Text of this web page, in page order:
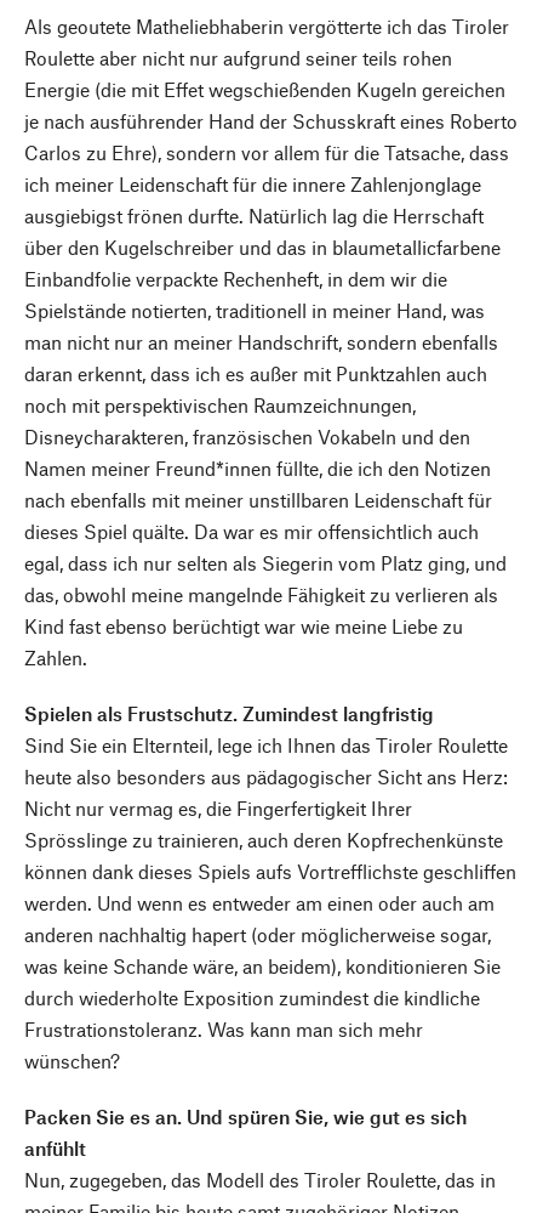
Als geoutete Matheliebhaberin vergötterte ich das Tiroler
Roulette aber nicht nur aufgrund seiner teils rohen
Energie (die mit Effet wegschießenden Kugeln gereichen
je nach ausführender Hand der Schusskraft eines Roberto
Carlos zu Ehre), sondern vor allem für die Tatsache, dass
ich meiner Leidenschaft für die innere Zahlenjonglage
ausgiebigst frönen durfte. Natürlich lag die Herrschaft
über den Kugelschreiber und das in blaumetallicfarbene
Einbandfolie verpackte Rechenheft, in dem wir die
Spielstände notierten, traditionell in meiner Hand, was
man nicht nur an meiner Handschrift, sondern ebenfalls
daran erkennt, dass ich es außer mit Punktzahlen auch
noch mit perspektivischen Raumzeichnungen,
Disneycharakteren, französischen Vokabeln und den
Namen meiner Freund*innen füllte, die ich den Notizen
nach ebenfalls mit meiner unstillbaren Leidenschaft für
dieses Spiel quälte. Da war es mir offensichtlich auch
egal, dass ich nur selten als Siegerin vom Platz ging, und
das, obwohl meine mangelnde Fähigkeit zu verlieren als
Kind fast ebenso berüchtigt war wie meine Liebe zu
Zahlen.
Spielen als Frustschutz. Zumindest langfristig
Sind Sie ein Elternteil, lege ich Ihnen das Tiroler Roulette
heute also besonders aus pädagogischer Sicht ans Herz:
Nicht nur vermag es, die Fingerfertigkeit Ihrer
Sprösslinge zu trainieren, auch deren Kopfrechenkünste
können dank dieses Spiels aufs Vortrefflichste geschliffen
werden. Und wenn es entweder am einen oder auch am
anderen nachhaltig hapert (oder möglicherweise sogar,
was keine Schande wäre, an beidem), konditionieren Sie
durch wiederholte Exposition zumindest die kindliche
Frustrationstoleranz. Was kann man sich mehr
wünschen?
Packen Sie es an. Und spüren Sie, wie gut es sich
anfühlt
Nun, zugegeben, das Modell des Tiroler Roulette, das in